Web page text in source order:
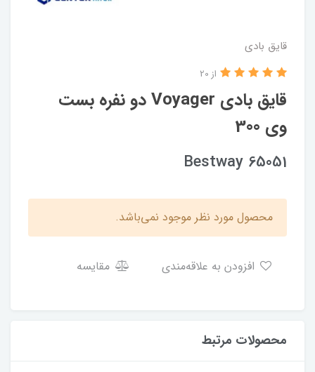
قایق بادی
قایق بادی Voyager دو نفره بست
وی 300
از 20
Bestway 65051
محصول مورد نظر موجود نمی‌باشد.
مقایسه
محصولات مرتبط